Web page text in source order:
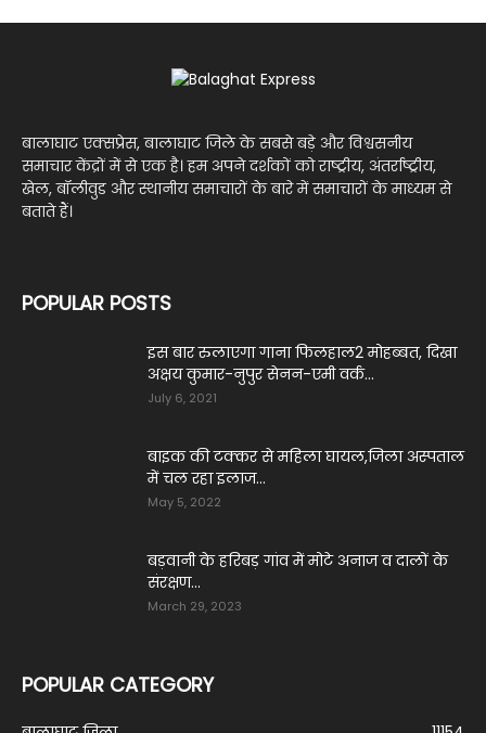
बालाघाट एक्सप्रेस, बालाघाट जिले के सबसे बड़े और विश्वसनीय
समाचार केंद्रों में से एक है। हम अपने दर्शकों को राष्ट्रीय, अंतर्राष्ट्रीय,
खेल, बॉलीवुड और स्थानीय समाचारों के बारे में समाचारों के माध्यम से
बताते हैं।
POPULAR POSTS
इस बार रुलाएगा गाना फिलहाल2 मोहब्बत, दिखा
अक्षय कुमार-नुपुर सेनन-एमी वर्क...
July 6, 2021
बाइक की टक्कर से महिला घायल,जिला अस्पताल
में चल रहा इलाज...
May 5, 2022
बड़वानी के हरिबड़ गांव में मोटे अनाज व दालों के
संरक्षण...
March 29, 2023
POPULAR CATEGORY